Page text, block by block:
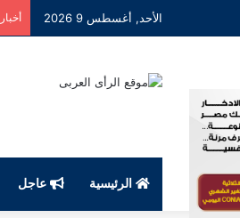
الأحد, أغسطس 9 2026
الرئيسية عاجل